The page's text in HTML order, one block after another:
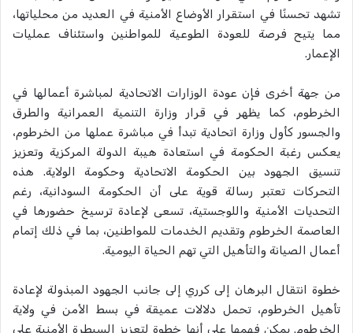
تشهد تحسنًا في استقرار الأوضاع الأمنية في العديد من محلياتها،
مما يتيح فرصة للعودة الطوعية للمواطنين واستئناف عمليات
الإعمار.
من جهة أخرى فإن عودة الوزارات الاتحادية لمباشرة أعمالها في
الخرطوم، كما يظهر في قرار وزارة التنمية العمرانية والطرق
والجسور كأول وزارة اتحادية تبدأ في مباشرة عملها من الخرطوم،
يعكس رغبة الحكومة في استعادة هيبة الدولة المركزية وتعزيز
تنسيق الجهود بين الحكومة الاتحادية وحكومة الولاية. هذه
التحركات تعتبر رسالة قوية على أن الحكومة السودانية، رغم
التحديات الأمنية واللوجستية، تسعى لإعادة ترسيخ حضورها في
العاصمة الخرطوم وتقديم الخدمات للمواطنين، بما في ذلك إتمام
أعمال الصيانة والتأهيل التي تهم الحياة اليومية.
خطوة انتقال البرهان إلى كرري إلى جانب الجهود المبذولة لإعادة
تأهيل الخرطوم، تحمل دلالات عميقة في بسط الأمن في ولاية
الخرطوم. يمكن فهمها على أنها خطوة لتعزيز السيطرة الأمنية على